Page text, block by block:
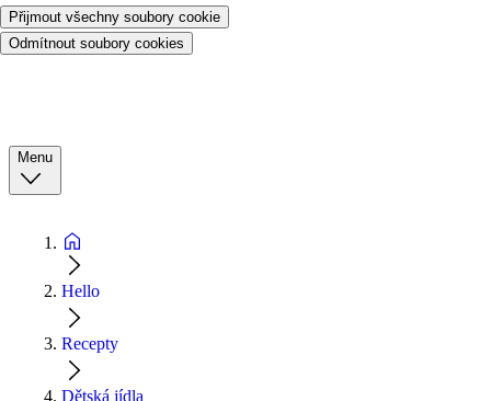
Přijmout všechny soubory cookie
Odmítnout soubory cookies
Menu
Hello
Recepty
Dětská jídla